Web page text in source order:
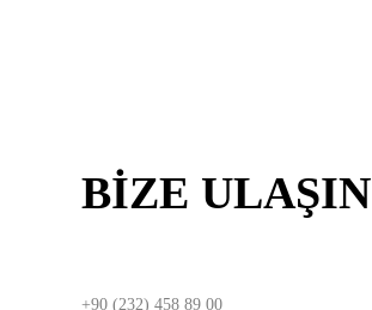
BİZE ULAŞIN
+90 (232) 458 89 00